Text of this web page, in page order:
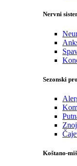
Nervni
Sezonski
Koštano-